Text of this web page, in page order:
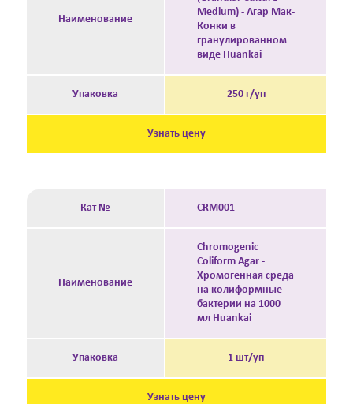
Наименование
Medium) - Агар Мак-
Конки в
гранулированном
виде Huankai
Упаковка 250 г/уп
Узнать цену
Кат № CRM001
Наименование
Chromogenic
Coliform Agar -
Хромогенная среда
на колиформные
бактерии на 1000
мл Huankai
Упаковка 1 шт/уп
Узнать цену